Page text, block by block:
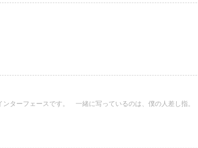
ンターフェースです。 一緒に写っているのは、僕の人差し指。